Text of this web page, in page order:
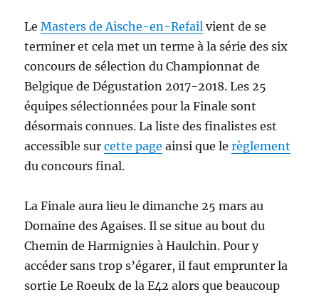
LeMasters de Aische-en-Refail vient de se
terminer et cela met un terme à la série des six
concours de sélection du Championnat de
Belgique de Dégustation 2017-2018. Les 25
équipes sélectionnées pour la Finale sont
désormais connues. La liste des finalistes est
accessible surcette page ainsi que lerèglement
du concours final.
La Finale aura lieu le dimanche 25 mars au
Domaine des Agaises. Il se situe au bout du
Chemin de Harmignies à Haulchin. Pour y
accéder sans trop s’égarer, il faut emprunter la
sortie Le Roeulx de la E42 alors que beaucoup